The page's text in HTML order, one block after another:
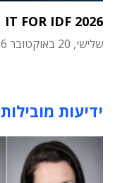
IT FOR IDF 2026
שלישי, 20 באוקטובר 2026
ידיעות מובילות